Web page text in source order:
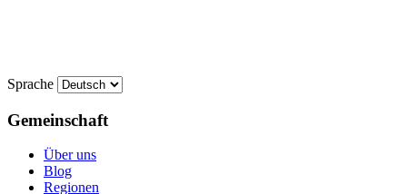
Sprache
Gemeinschaft
Über uns
Blog
Regionen